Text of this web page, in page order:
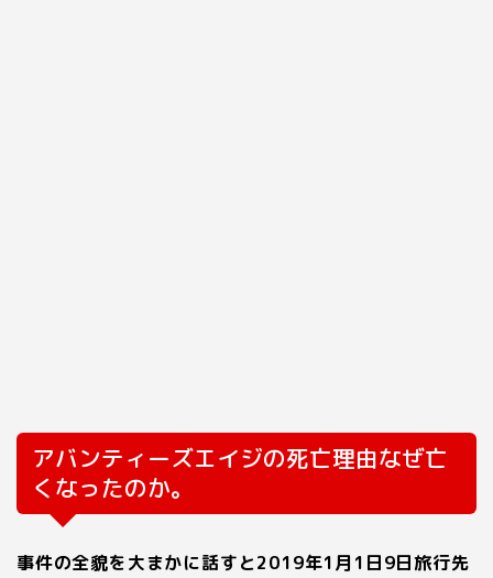
アバンティーズエイジの死亡理由なぜ亡
くなったのか。
事件の全貌を大まかに話すと2019年1月 1 日9日旅行先